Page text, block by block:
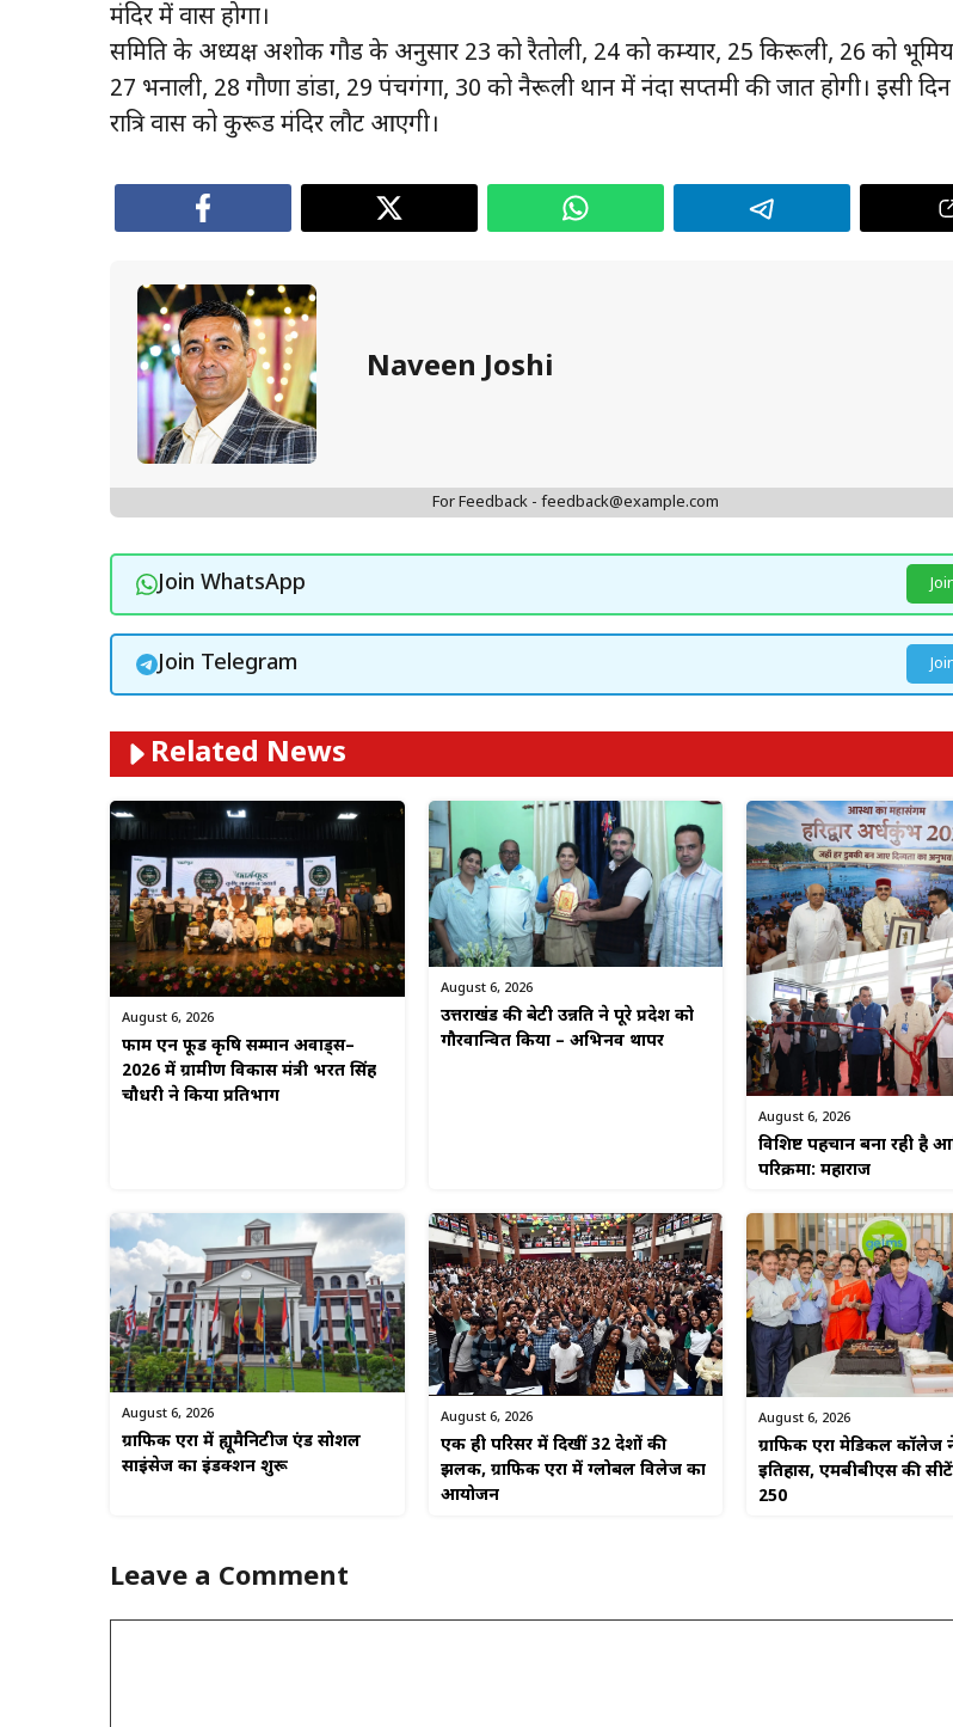
मंदिर में प्रवास होगा।
समिति के अध्यक्ष अशोक गौड के अनुसार 23 को रैतोली, 24 को कम्यार, 25 किरूली, 26 को
27 भनाली, 28 गौणा डांडा, 29 पंचगंगा, 30 को नैरूली थान में नंदा सप्तमी की जात होगी। इसी
रात्रि प्रवास को कुरूड मंदिर लौट आएगी।
Naveen Joshi
For Feedback - feedback@example.com
Join WhatsApp
Join Telegram
Related News
August 6, 2026
फार्म एन फूड कृषि सम्मान अवार्ड्स–
2026 में ग्रामीण विकास मंत्री भरत सिंह
चौधरी ने किया प्रतिभाग
August 6, 2026
उत्तराखंड की बेटी उन्नति ने पूरे प्रदेश को
गौरवान्वित किया – अभिनव थापर
August 6, 2026
विशिष्ट पहचान बना रही है
परिक्रमा: महाराज
August 6, 2026
ग्राफिक एरा में ह्यूमैनिटीज एंड सोशल
साइंसेज का इंडक्शन शुरू
August 6, 2026
एक ही परिसर में दिखीं 32 देशों की
झलक, ग्राफिक एरा में ग्लोबल विलेज का
आयोजन
August 6, 2026
ग्राफिक एरा मेडिकल कॉलेज
इतिहास, एमबीबीएस की
250
Leave a Comment